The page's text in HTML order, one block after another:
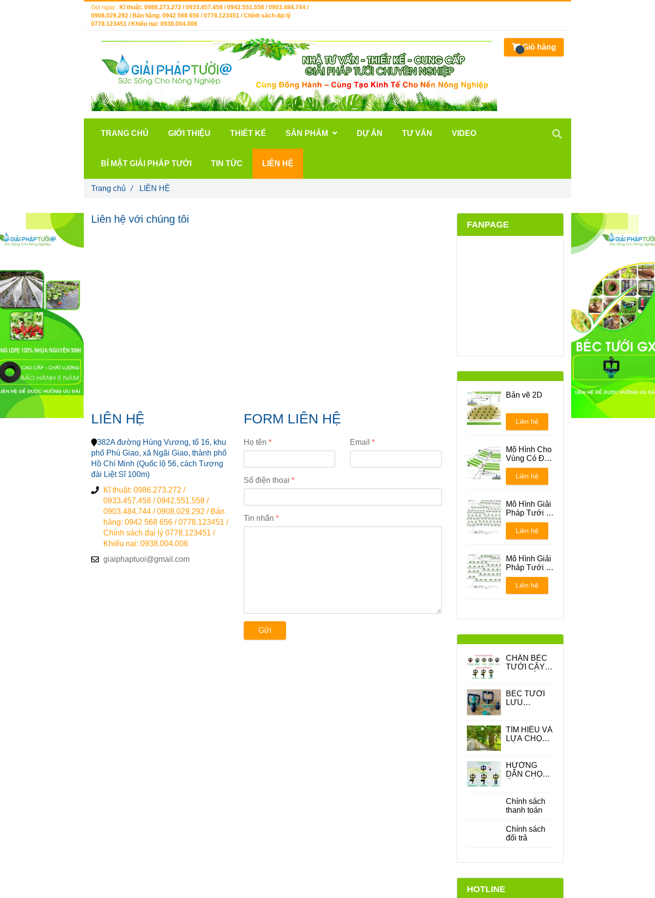
Liên hệ với chúng tôi
LIÊN HỆ
382A đường Hùng Vương, tổ 16, khu
phố Phú Giao, xã Ngãi Giao, thành phố
Hồ Chí Minh (Quốc lộ 56, cách Tượng
đài Liệt Sĩ 100m)
Kĩ thuật: 0986.273.272 /
0933.457.458 / 0942.551.558 /
0903.484.744 / 0908.029.292 / Bán
hàng: 0942 568 656 / 0778.123451 /
Chính sách đại lý 0778.123451 /
Khiếu nại: 0938.004.006
giaiphaptuoi@gmail.com
FORM LIÊN HỆ
Họ tên Email
Số điện thoại
Tin nhắn
Gửi
FANPAGE
Bản vẽ 2D
Liên hệ
Mô Hình Cho
Vùng Có Địa
Hình Đồi Núi
Liên hệ
Mô Hình Giải
Pháp Tưới -
Phương án 1
Liên hệ
Mô Hình Giải
Pháp Tưới -
Phương án 2
Liên hệ
CHÂN BÉC
TƯỚI CÂY -
TRONG
TRONG HỆ
BÉC TƯỚI
LƯU
TÌM HIỂU VÀ
LỰA CHỌN
CÂY ĂN
QUẢ PHÙ
HƯỚNG
DẪN CHỌN
TƯỚI CÂY
PHÙ HỢP
KIỆM CHI
PHÍ
Chính sách
thanh toán
Chính sách
đổi trả
HOTLINE
Trang chủ / LIÊN HỆ
Gọi ngay : Kĩ thuật: 0986.273.272 / 0933.457.458 / 0942.551.558 / 0903.484.744 /
0908.029.292 / Bán hàng: 0942 568 656 / 0778.123451 / Chính sách đại lý
0778.123451 / Khiếu nại: 0938.004.006
Giỏ hàng
TRANG CHỦ GIỚI THIỆU THIẾT KẾ SẢN PHẨM DỰ ÁN TƯ VẤN VIDEO
BÍ MẬT GIẢI PHÁP TƯỚI TIN TỨC LIÊN HỆ